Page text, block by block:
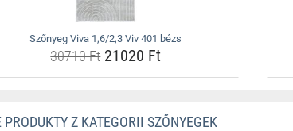
Szőnyeg Viva 1,6/2,3 Viv 401 bézs
30710 Ft21020 Ft
PRODUKTY Z KATEGORII SZŐNYEGEK